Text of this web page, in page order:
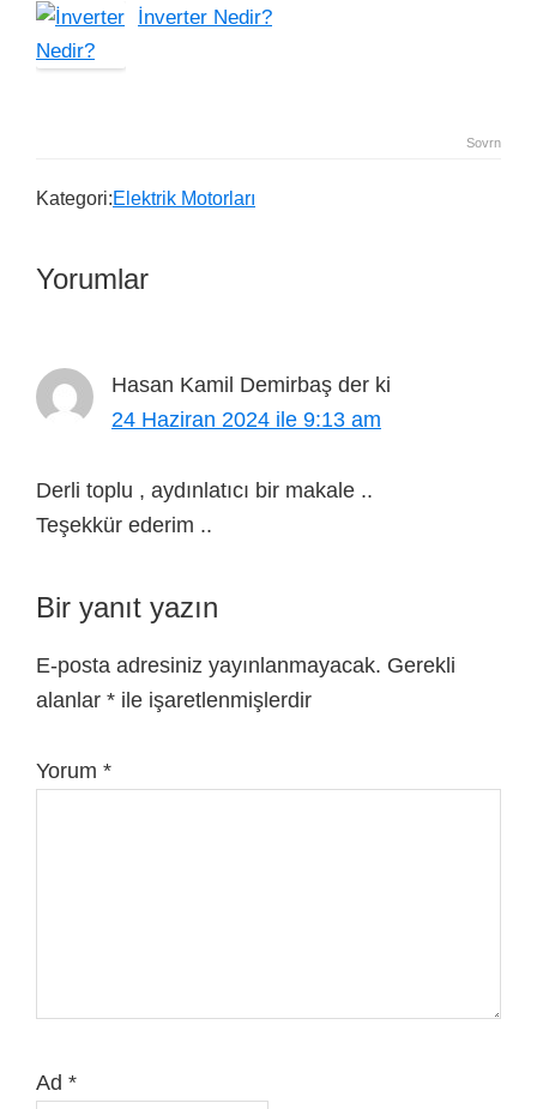
İnverter Nedir?
Sovrn
Kategori:Elektrik Motorları
Yorumlar
Hasan Kamil Demirbaş der ki
24 Haziran 2024 ile 9:13 am
Derli toplu , aydınlatıcı bir makale ..
Teşekkür ederim ..
Bir yanıt yazın
E-posta adresiniz yayınlanmayacak. Gerekli
alanlar * ile işaretlenmişlerdir
Yorum *
Ad *